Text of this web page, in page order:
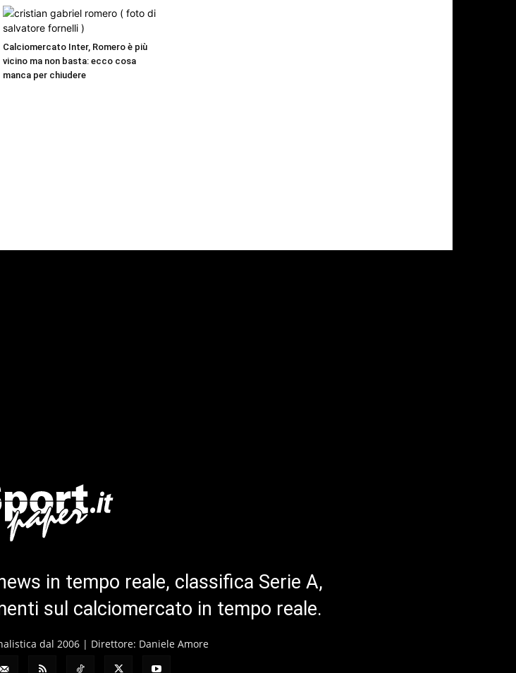
Calciomercato Inter, Romero è più
vicino ma non basta: ecco cosa
manca per chiudere
in tempo reale, classifica Serie A,
sul calciomercato in tempo reale.
dal 2006 | Direttore: Daniele Amore